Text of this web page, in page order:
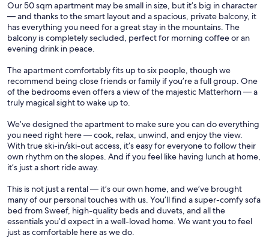
Our 50 sqm apartment may be small in size, but it’s big in character
— and thanks to the smart layout and a spacious, private balcony, it
has everything you need for a great stay in the mountains. The
balcony is completely secluded, perfect for morning coffee or an
evening drink in peace.
The apartment comfortably fits up to six people, though we
recommend being close friends or family if you’re a full group. One
of the bedrooms even offers a view of the majestic Matterhorn — a
truly magical sight to wake up to.
We’ve designed the apartment to make sure you can do everything
you need right here — cook, relax, unwind, and enjoy the view.
With true ski-in/ski-out access, it’s easy for everyone to follow their
own rhythm on the slopes. And if you feel like having lunch at home,
it’s just a short ride away.
This is not just a rental — it’s our own home, and we’ve brought
many of our personal touches with us. You’ll find a super-comfy sofa
bed from Sweef, high-quality beds and duvets, and all the
essentials you’d expect in a well-loved home. We want you to feel
just as comfortable here as we do.